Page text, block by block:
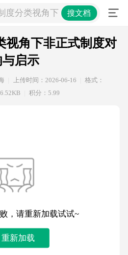
度分类视角下非正式制度对经
搜文档
视角下非正式制度对
启示
上传时间：2026-06-16
格式：
积分：5.99
，请重新加载试试~
重新加载